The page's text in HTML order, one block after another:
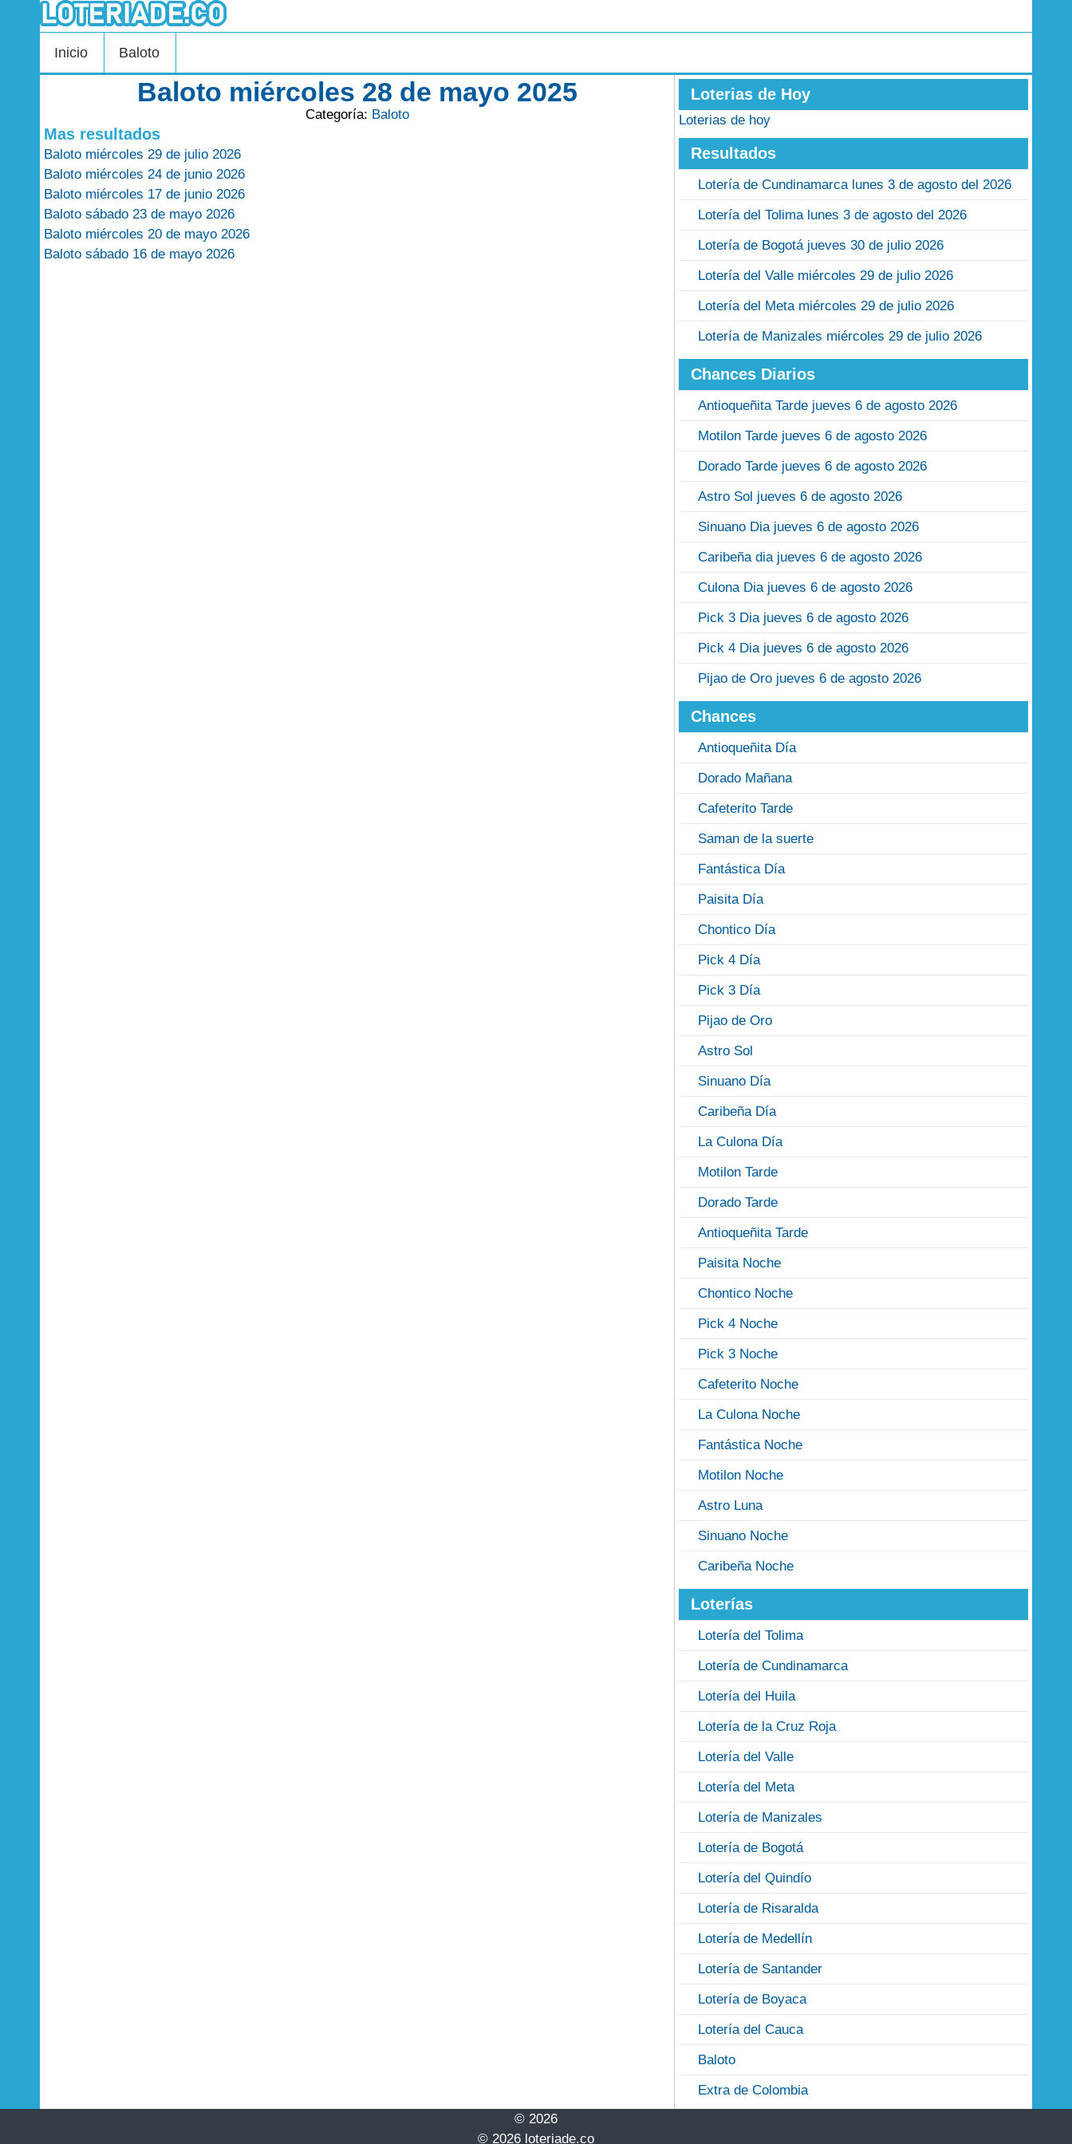
Inicio Baloto
Baloto miércoles 28 de mayo 2025
Categoría: Baloto
Mas resultados
Baloto miércoles 29 de julio 2026
Baloto miércoles 24 de junio 2026
Baloto miércoles 17 de junio 2026
Baloto sábado 23 de mayo 2026
Baloto miércoles 20 de mayo 2026
Baloto sábado 16 de mayo 2026
Loterias de Hoy
Loterias de hoy
Resultados
Lotería de Cundinamarca lunes 3 de agosto del 2026
Lotería del Tolima lunes 3 de agosto del 2026
Lotería de Bogotá jueves 30 de julio 2026
Lotería del Valle miércoles 29 de julio 2026
Lotería del Meta miércoles 29 de julio 2026
Lotería de Manizales miércoles 29 de julio 2026
Chances Diarios
Antioqueñita Tarde jueves 6 de agosto 2026
Motilon Tarde jueves 6 de agosto 2026
Dorado Tarde jueves 6 de agosto 2026
Astro Sol jueves 6 de agosto 2026
Sinuano Dia jueves 6 de agosto 2026
Caribeña dia jueves 6 de agosto 2026
Culona Dia jueves 6 de agosto 2026
Pick 3 Dia jueves 6 de agosto 2026
Pick 4 Dia jueves 6 de agosto 2026
Pijao de Oro jueves 6 de agosto 2026
Chances
Antioqueñita Día
Dorado Mañana
Cafeterito Tarde
Saman de la suerte
Fantástica Día
Paisita Día
Chontico Día
Pick 4 Día
Pick 3 Día
Pijao de Oro
Astro Sol
Sinuano Día
Caribeña Día
La Culona Día
Motilon Tarde
Dorado Tarde
Antioqueñita Tarde
Paisita Noche
Chontico Noche
Pick 4 Noche
Pick 3 Noche
Cafeterito Noche
La Culona Noche
Fantástica Noche
Motilon Noche
Astro Luna
Sinuano Noche
Caribeña Noche
Loterías
Lotería del Tolima
Lotería de Cundinamarca
Lotería del Huila
Lotería de la Cruz Roja
Lotería del Valle
Lotería del Meta
Lotería de Manizales
Lotería de Bogotá
Lotería del Quindío
Lotería de Risaralda
Lotería de Medellín
Lotería de Santander
Lotería de Boyaca
Lotería del Cauca
Baloto
Extra de Colombia
© 2026
© 2026 loteriade.co